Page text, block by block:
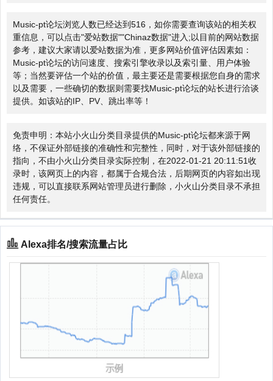
Music-pt论坛浏览人数已经达到516，如你需要查询该站的相关权
重信息，可以点击"爱站数据""Chinaz数据"进入;以目前的网站数据
参考，建议大家请以爱站数据为准，更多网站价值评估因素如：
Music-pt论坛的访问速度、搜索引擎收录以及索引量、用户体验
等；当然要评估一个站的价值，最主要还是需要根据您自身的需求
以及需要，一些确切的数据则需要找Music-pt论坛的站长进行洽谈
提供。如该站的IP、PV、跳出率等！
免责申明：本站小火山分类目录提供的Music-pt论坛都来源于网
络，不保证外部链接的准确性和完整性，同时，对于该外部链接的
指向，不由小火山分类目录实际控制，在2022-01-21 20:11:51收
录时，该网页上的内容，都属于合规合法，后期网页的内容如出现
违规，可以直接联系网站管理员进行删除，小火山分类目录不承担
任何责任。
Alexa排名/搜索流量占比